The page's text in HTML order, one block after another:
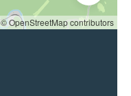
© OpenStreetMap contributors